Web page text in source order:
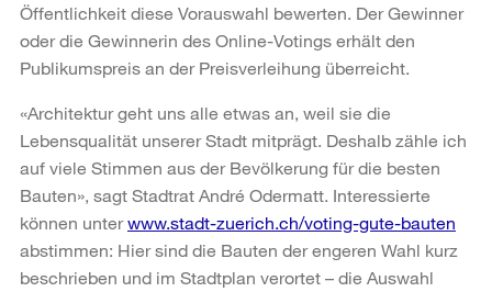
Öffentlichkeit diese Vorauswahl bewerten. Der Gewinner
oder die Gewinnerin des Online-Votings erhält den
Publikumspreis an der Preisverleihung überreicht.
«Architektur geht uns alle etwas an, weil sie die
Lebensqualität unserer Stadt mitprägt. Deshalb zähle ich
auf viele Stimmen aus der Bevölkerung für die besten
Bauten», sagt Stadtrat André Odermatt. Interessierte
können unterwww.stadt-zuerich.ch/voting-gute-bauten
abstimmen: Hier sind die Bauten der engeren Wahl kurz
beschrieben und im Stadtplan verortet – die Auswahl